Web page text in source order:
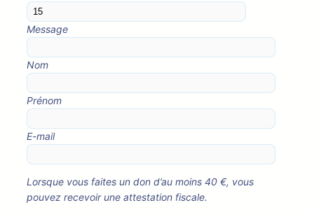
Message
Nom
Prénom
E-mail
Lorsque vous faites un don d’au moins 40 €, vous
pouvez recevoir une attestation fiscale.